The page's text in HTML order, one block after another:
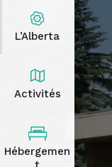
L’Alberta
Activités
Hébergemen